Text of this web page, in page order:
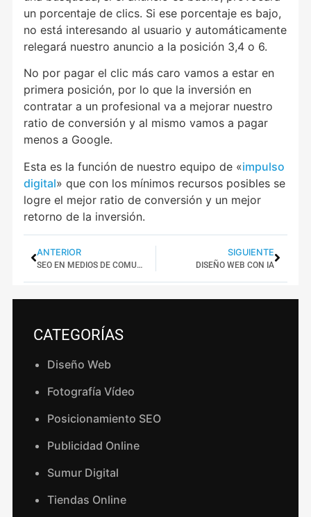
un porcentaje de clics. Si ese porcentaje es bajo,
no está interesando al usuario y automáticamente
relegará nuestro anuncio a la posición 3,4 o 6.
No por pagar el clic más caro vamos a estar en
primera posición, por lo que la inversión en
contratar a un profesional va a mejorar nuestro
ratio de conversión y al mismo vamos a pagar
menos a Google.
Esta es la función de nuestro equipo de «impulso
digital» que con los mínimos recursos posibles se
logre el mejor ratio de conversión y un mejor
retorno de la inversión.
ANTERIOR
SEO EN MEDIOS DE COMUNICACIÓN
SIGUIENTE
DISEÑO WEB CON IA
CATEGORÍAS
Diseño Web
Fotografía Vídeo
Posicionamiento SEO
Publicidad Online
Sumur Digital
Tiendas Online